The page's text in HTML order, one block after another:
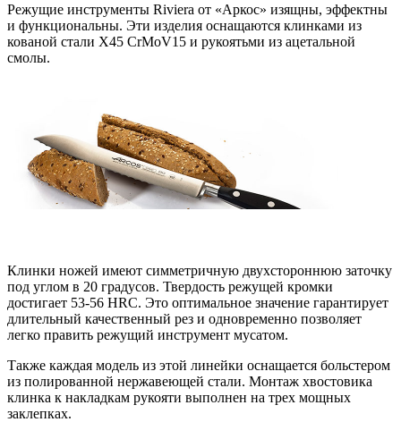
Режущие инструменты Riviera от «Аркос» изящны, эффектны
и функциональны. Эти изделия оснащаются клинками из
кованой стали X45 CrMoV15 и рукоятьми из ацетальной
смолы.
Клинки ножей имеют симметричную двухстороннюю заточку
под углом в 20 градусов. Твердость режущей кромки
достигает 53-56 HRC. Это оптимальное значение гарантирует
длительный качественный рез и одновременно позволяет
легко править режущий инструмент мусатом.
Также каждая модель из этой линейки оснащается больстером
из полированной нержавеющей стали. Монтаж хвостовика
клинка к накладкам рукояти выполнен на трех мощных
заклепках.